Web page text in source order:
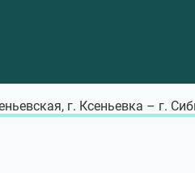
г. Ксеньевка – г.